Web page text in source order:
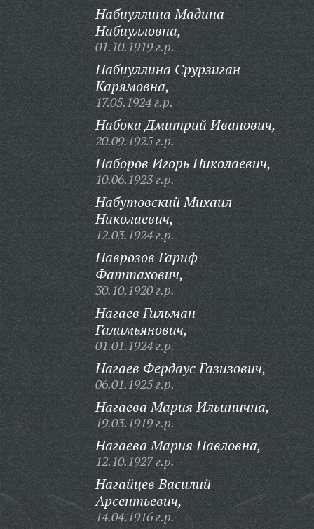
Набиуллина Мадина
Набиулловна,
01.10.1919 г.р.
Набиуллина Срурзиган
Карямовна,
17.05.1924 г.р.
Набока Дмитрий Иванович,
20.09.1925 г.р.
Наборов Игорь Николаевич,
10.06.1923 г.р.
Набутовский Михаил
Николаевич,
12.03.1924 г.р.
Наврозов Гариф
Фаттахович,
30.10.1920 г.р.
Нагаев Гильман
Галимьянович,
01.01.1924 г.р.
Нагаев Фердаус Газизович,
06.01.1925 г.р.
Нагаева Мария Ильинична,
19.03.1919 г.р.
Нагаева Мария Павловна,
12.10.1927 г.р.
Нагайцев Василий
Арсентьевич,
14.04.1916 г.р.